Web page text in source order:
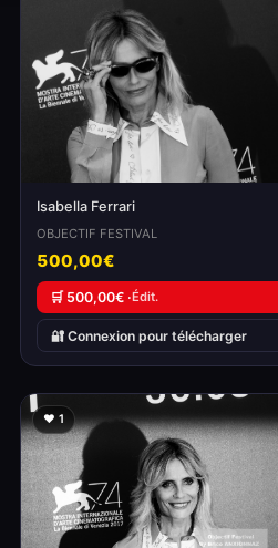
Isabella Ferrari
OBJECTIF FESTIVAL
500,00€
🛒 500,00€ ·Édit.
🔐 Connexion pour télécharger
❤️ 1